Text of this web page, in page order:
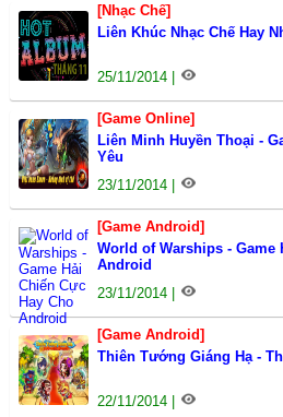
[Nhạc Chế]
Liên Khúc Nhạc Chế Hay
25/11/2014 |
[Game Online]
Liên Minh Huyền Thoại -
Yêu
23/11/2014 |
[Game Android]
World of Warships - Game
Android
23/11/2014 |
[Game Android]
Thiên Tướng Giáng Hạ -
22/11/2014 |